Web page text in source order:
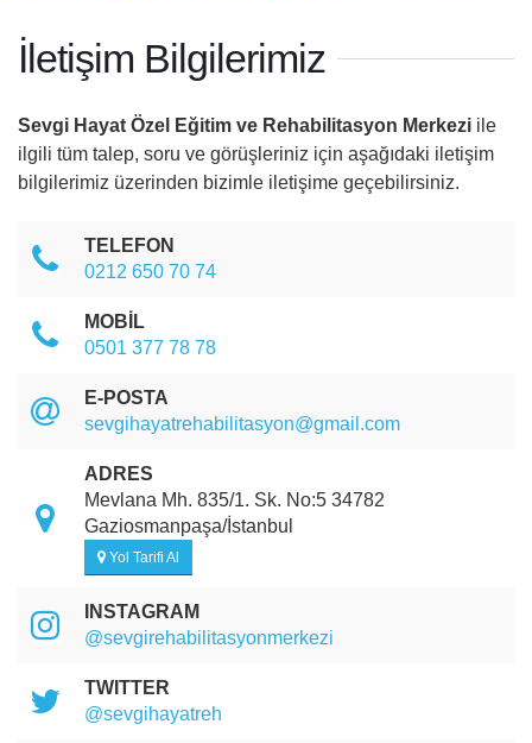
İletişim Bilgilerimiz
Sevgi Hayat Özel Eğitim ve Rehabilitasyon Merkezi ile
ilgili tüm talep, soru ve görüşleriniz için aşağıdaki iletişim
bilgilerimiz üzerinden bizimle iletişime geçebilirsiniz.
TELEFON
0212 650 70 74
MOBİL
0501 377 78 78
E-POSTA
sevgihayatrehabilitasyon@gmail.com
ADRES
Mevlana Mh. 835/1. Sk. No:5 34782
Gaziosmanpaşa/İstanbul
Yol Tarifi Al
INSTAGRAM
@sevgirehabilitasyonmerkezi
TWITTER
@sevgihayatreh